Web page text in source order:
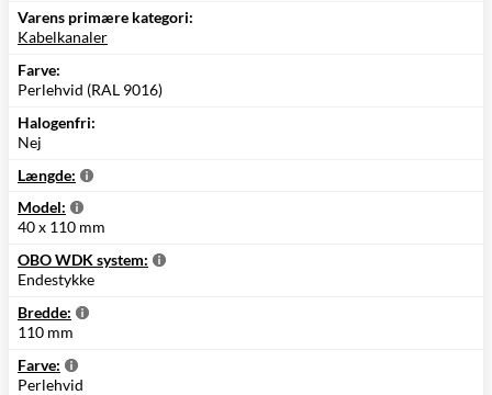
Varens primære kategori:
Kabelkanaler
Farve:
Perlehvid (RAL 9016)
Halogenfri:
Nej
Længde:
Model:
40 x 110 mm
OBO WDK system:
Endestykke
Bredde:
110 mm
Farve:
Perlehvid